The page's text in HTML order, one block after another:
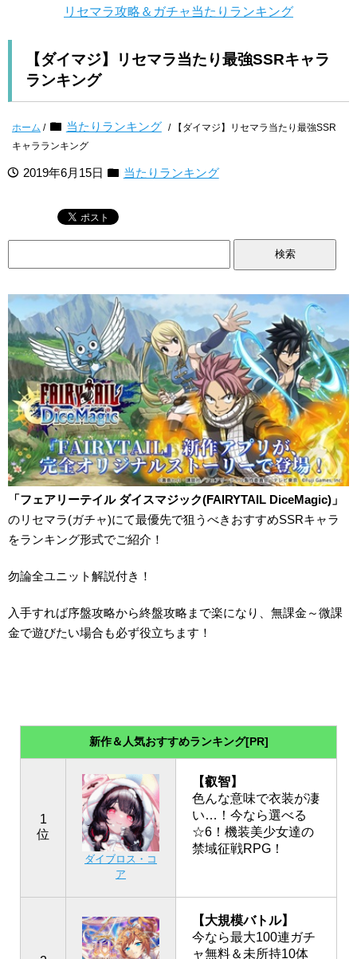
リセマラ攻略＆ガチャ当たりランキング
【ダイマジ】リセマラ当たり最強SSRキャラ
ランキング
ホーム / 当たりランキング / 【ダイマジ】リセマラ当たり最強SSR
キャラランキング
2019年6月15日 当たりランキング
「フェアリーテイル ダイスマジック(FAIRYTAIL DiceMagic)」
のリセマラ(ガチャ)にて最優先で狙うべきおすすめSSRキャラ
をランキング形式でご紹介！
勿論全ユニット解説付き！
入手すれば序盤攻略から終盤攻略まで楽になり、無課金～微課
金で遊びたい場合も必ず役立ちます！
新作＆人気おすすめランキング[PR]
1
位
ダイブロス・コ
ア
【叡智】
色んな意味で衣装が凄
い…！今なら選べる
☆6！機装美少女達の
禁域征戦RPG！
【大規模バトル】
今なら最大100連ガチ
ャ無料＆未所持10体